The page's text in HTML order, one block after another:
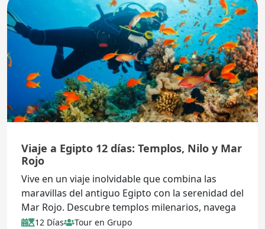
Viaje a Egipto 12 días: Templos, Nilo y Mar
Rojo
Vive en un viaje inolvidable que combina las
maravillas del antiguo Egipto con la serenidad del
Mar Rojo. Descubre templos milenarios, navega
por el Nilo y relájate en las playas de Sharm el
12 Días Tour en Grupo